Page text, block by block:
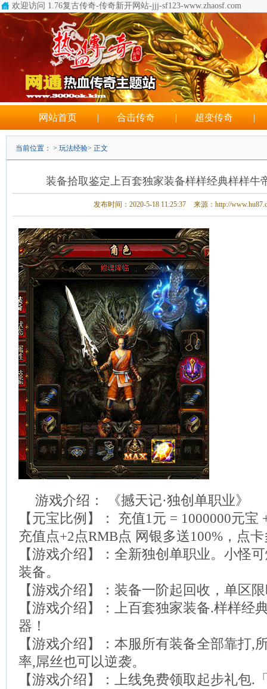
欢迎访问 1.76复古传奇-传奇新开网站-jjj-sf123-www.zhaosf.com
超变态传奇手游
网站首页 | 合击传奇 | 超变传奇 |
当前位置： > 玩法经验> 正文
装备拾取鉴定上百套独家装备样样经典样样牛
发布时间：2020-5-18 11:25:37 来源：http://
游戏介绍： 《撼天记·独创单职业》
【元宝比例】： 充值1元 = 1000000元宝
充值点+2点RMB点 网银多送100%，点
【游戏介绍】：全新独创单职业。小怪
装备。
【游戏介绍】：装备一阶起回收，单区
【游戏介绍】：上百套独家装备.样样经
器！
【游戏介绍】：本服所有装备全部靠打,
率,屌丝也可以逆袭。
【游戏介绍】：上线免费领取起步礼包.